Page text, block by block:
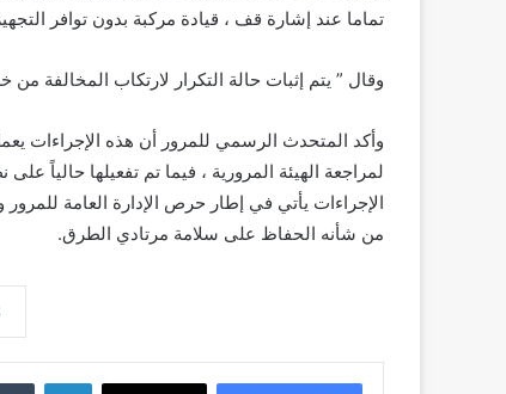
تماما عند إشارة قف ، قيادة مركبة بدون توافر
وقال ” يتم إثبات حالة التكرار لارتكاب المخالفة
وأكد المتحدث الرسمي للمرور أن هذه الإجراءات
لمراجعة الهيئة المرورية ، فيما تم تفعيلها حالياً
الإجراءات يأتي في إطار حرص الإدارة العامة للمرور
من شأنه الحفاظ على سلامة مرتادي الطرق.